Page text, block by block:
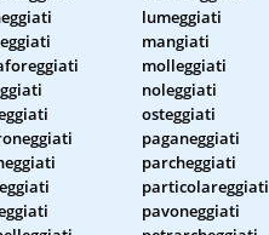
lumeggiati
mangiati
molleggiati
noleggiati
osteggiati
paganeggiati
parcheggiati
particolareggiati
pavoneggiati